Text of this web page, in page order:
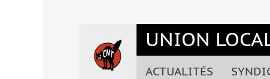
UNION
ACTUALITÉS